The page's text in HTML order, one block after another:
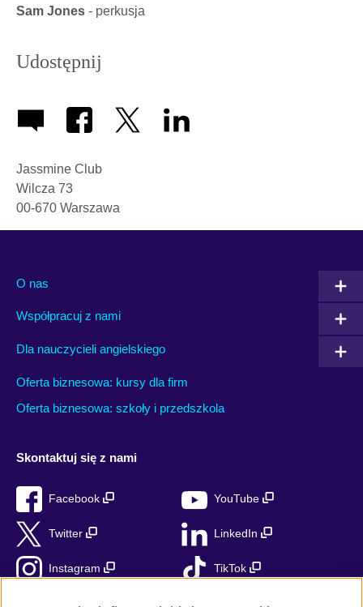
Sam Jones - perkusja
Udostępnij
Jassmine Club
Wilcza 73
00-670 Warszawa
O nas
Współpracuj z nami
Dla nauczycieli angielskiego
Oferta biznesowa: kursy dla firm
Oferta biznesowa: szkoły i przedszkola
Skontaktuj się z nami
Facebook YouTube
Twitter LinkedIn
Instagram TikTok